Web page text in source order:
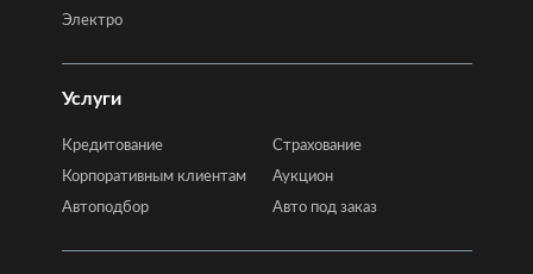
Электро
Услуги
Кредитование
Страхование
Корпоративным клиентам
Аукцион
Автоподбор
Авто под заказ